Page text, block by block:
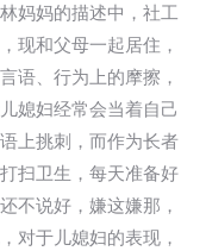
妈妈的描述中，社工
现和父母一起居住，
语、行为上的摩擦，
媳妇经常会当着自己
上挑刺，而作为长者
扫卫生，每天准备好
不说好，嫌这嫌那，
对于儿媳妇的表现，